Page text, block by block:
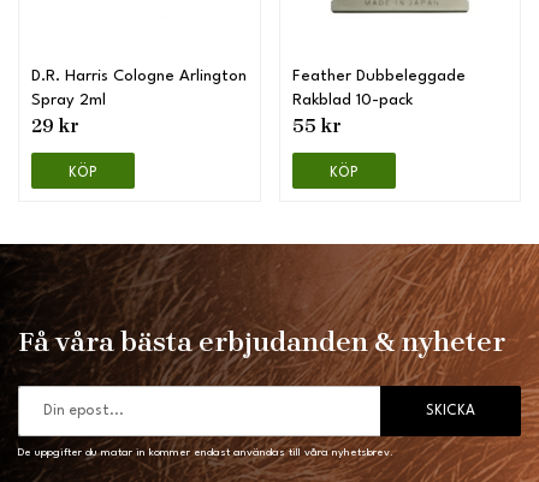
D.R. Harris Cologne Arlington
Spray 2ml
29 kr
KÖP
Feather Dubbeleggade
Rakblad 10-pack
55 kr
KÖP
Få våra bästa erbjudanden & nyheter
SKICKA
De uppgifter du matar in kommer endast användas till våra nyhetsbrev.